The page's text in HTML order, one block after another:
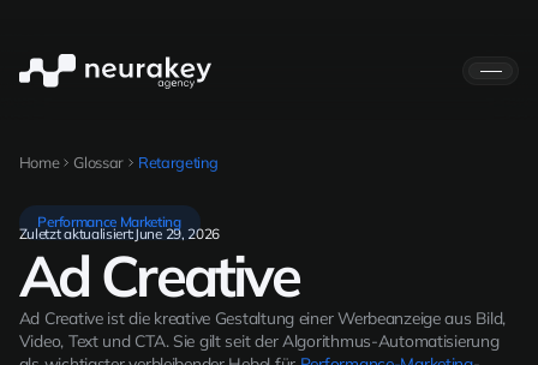
Home Glossar Retargeting
Performance Marketing
Zuletzt aktualisiert:June 29, 2026
Ad Creative
Ad Creative ist die kreative Gestaltung einer Werbeanzeige aus Bild,
Video, Text und CTA. Sie gilt seit der Algorithmus-Automatisierung